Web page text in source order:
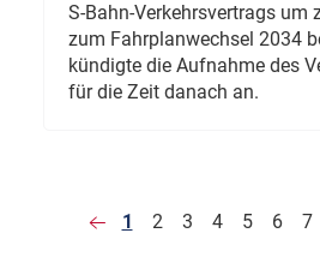
S-Bahn-Verkehrsvertrags um
zum Fahrplanwechsel 2034
kündigte die Aufnahme des
für die Zeit danach an.
1 2 3 4 5 6 7